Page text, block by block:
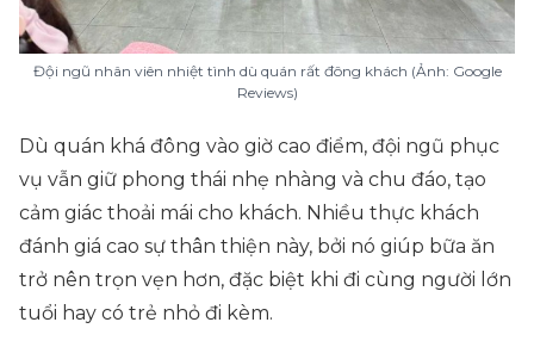
Đội ngũ nhân viên nhiệt tình dù quán rất đông khách (Ảnh: Google
Reviews)
Dù quán khá đông vào giờ cao điểm, đội ngũ phục
vụ vẫn giữ phong thái nhẹ nhàng và chu đáo, tạo
cảm giác thoải mái cho khách. Nhiều thực khách
đánh giá cao sự thân thiện này, bởi nó giúp bữa ăn
trở nên trọn vẹn hơn, đặc biệt khi đi cùng người lớn
tuổi hay có trẻ nhỏ đi kèm.